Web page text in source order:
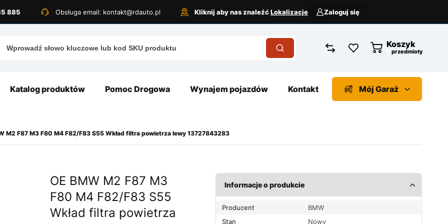
885 Obsługa email: kontakt@rdauto.pl Kliknij aby nas znaleźćLokalizacje Zaloguj się
Koszyk
przedmioty
Katalog produktów Pomoc Drogowa Wynajem pojazdów Kontakt Mój Garaż
M2 F87 M3 F80 M4 F82/F83 S55 Wkład filtra powietrza lewy 13727843283
OE BMW M2 F87 M3
F80 M4 F82/F83 S55
Wkład filtra powietrza
Informacje o produkcie
Producent
BMW
Stan
Nowy